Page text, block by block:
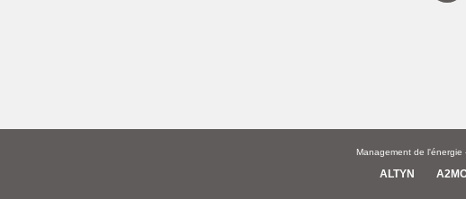
Management de l'énergie
ALTYN